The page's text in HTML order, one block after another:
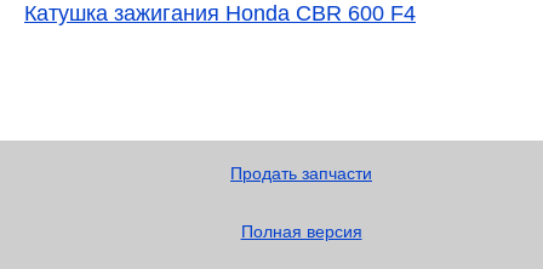
Катушка зажигания Honda CBR 600 F4
Продать запчасти
Полная версия